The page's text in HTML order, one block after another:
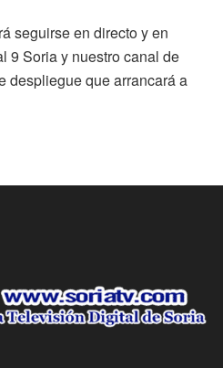
seguirse en directo y en
9 Soria y nuestro canal de
despliegue que arrancará a